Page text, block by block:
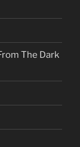
The Dark